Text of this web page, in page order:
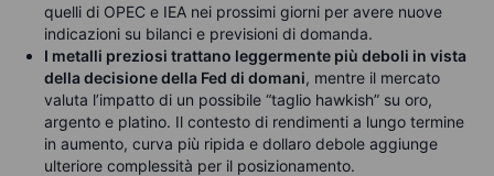
quelli di OPEC e IEA nei prossimi giorni per avere nuove
indicazioni su bilanci e previsioni di domanda.
I metalli preziosi trattano leggermente più deboli in vista
della decisione della Fed di domani, mentre il mercato
valuta l’impatto di un possibile “taglio hawkish” su oro,
argento e platino. Il contesto di rendimenti a lungo termine
in aumento, curva più ripida e dollaro debole aggiunge
ulteriore complessità per il posizionamento.